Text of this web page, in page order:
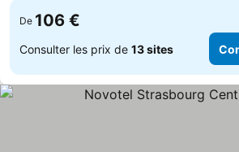
De 106 €
Consulter les prix de 13 sites